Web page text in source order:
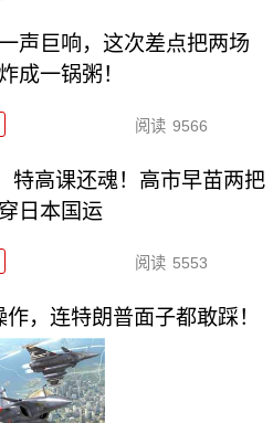
声巨响，这次差点把两场
成一锅粥！
阅读 9566
特高课还魂！高市早苗两把
日本国运
阅读 5553
，连特朗普面子都敢踩！